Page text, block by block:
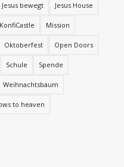
Jesus bewegt Jesus House
KonfiCastle Mission
Oktoberfest Open Doors
Schule Spende
Weihnachtsbaum
to heaven